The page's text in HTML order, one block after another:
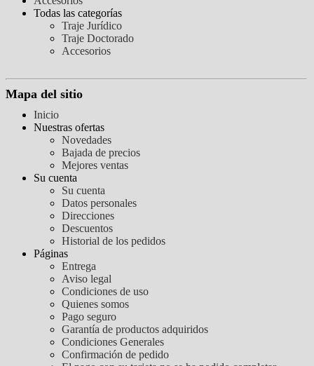
Todas las categorías
Traje Jurídico
Traje Doctorado
Accesorios
Mapa del sitio
Inicio
Nuestras ofertas
Novedades
Bajada de precios
Mejores ventas
Su cuenta
Su cuenta
Datos personales
Direcciones
Descuentos
Historial de los pedidos
Páginas
Entrega
Aviso legal
Condiciones de uso
Quienes somos
Pago seguro
Garantía de productos adquiridos
Condiciones Generales
Confirmación de pedido